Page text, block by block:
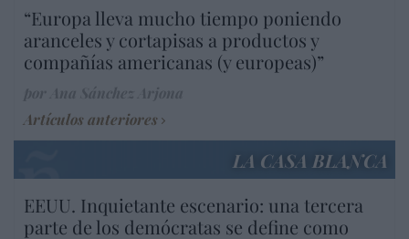
“Europa lleva mucho tiempo poniendo
aranceles y cortapisas a productos y
compañías americanas (y europeas)”
Artículos anteriores
LA CASA BLANCA
EEUU. Inquietante escenario: una tercera
parte de los demócratas se define como